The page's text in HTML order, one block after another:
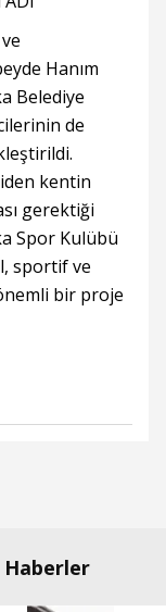
Hanım
Belediye
de
kentin
gerektiği
Spor Kulübü
sportif ve
bir proje
Haberler